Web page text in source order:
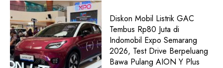
Diskon Mobil Listrik GAC
Tembus Rp80 Juta di
Indomobil Expo Semarang
2026, Test Drive Berpeluang
Bawa Pulang AION Y Plus